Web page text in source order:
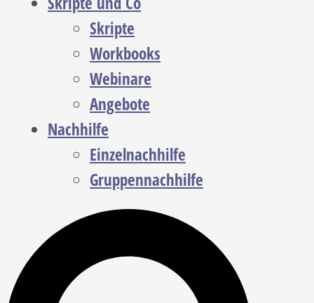
Skripte
Workbooks
Webinare
Angebote
Nachhilfe
Einzelnachhilfe
Gruppennachhilfe